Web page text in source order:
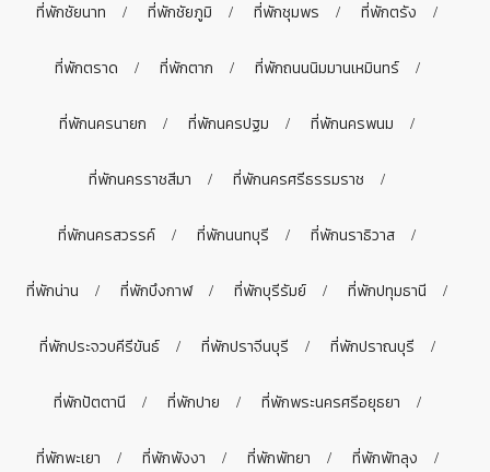
ที่พักชัยนาท ที่พักชัยภูมิ ที่พักชุมพร ที่พักตรัง
ที่พักตราด ที่พักตาก ที่พักถนนนิมมานเหมินทร์
ที่พักนครนายก ที่พักนครปฐม ที่พักนครพนม
ที่พักนครราชสีมา ที่พักนครศรีธรรมราช
ที่พักนครสวรรค์ ที่พักนนทบุรี ที่พักนราธิวาส
ที่พักน่าน ที่พักบึงกาฬ ที่พักบุรีรัมย์ ที่พักปทุมธานี
ที่พักประจวบคีรีขันธ์ ที่พักปราจีนบุรี ที่พักปราณบุรี
ที่พักปัตตานี ที่พักปาย ที่พักพระนครศรีอยุธยา
ที่พักพะเยา ที่พักพังงา ที่พักพัทยา ที่พักพัทลุง